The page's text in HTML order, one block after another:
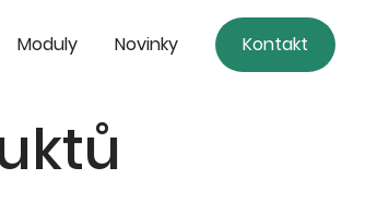
Moduly Novinky Kontakt